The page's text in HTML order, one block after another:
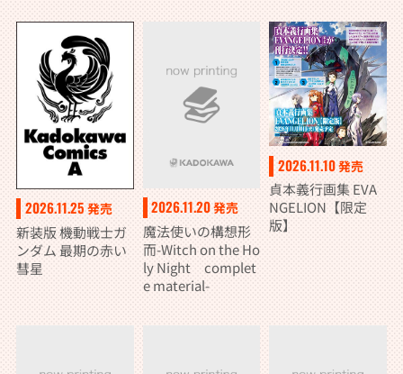
2026.11.25 発売
新装版 機動戦士ガ
ンダム 最期の赤い
彗星
2026.11.20発売
魔法使いの構想形
而-Witch on the Ho
ly Night complet
e material-
2026.11.10発売
貞本義行画集 EVA
NGELION【限定
版】